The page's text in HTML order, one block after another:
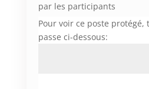
par les participants
Pour voir ce poste protégé,
passe ci-dessous: